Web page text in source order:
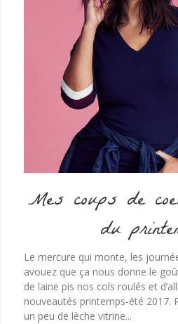
Mes coups de
du
Le mercure qui monte, les
avouez que ça nous donne le
de laine pis nos cols roulés et
nouveautés printemps-été 2017.
un peu de lèche vitrine...